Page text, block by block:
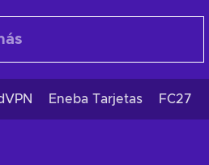
Eneba Tarjetas FC27